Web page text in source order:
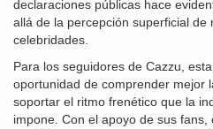
declaraciones públicas hace
allá de la percepción superficial de
celebridades.
Para los seguidores de Cazzu,
oportunidad de comprender mejor
soportar el ritmo frenético que la
impone. Con el apoyo de sus